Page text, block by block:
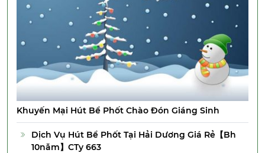
Khuyến Mại Hút Bể Phốt Chào Đón Giáng Sinh
Dịch Vụ Hút Bể Phốt Tại Hải Dương Giá Rẻ【Bh
10năm】CTy 663